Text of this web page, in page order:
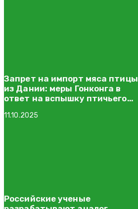
Запрет на импорт мяса птицы
из Дании: меры Гонконга в
ответ на вспышку птичьего
11.10.2025
Российские ученые